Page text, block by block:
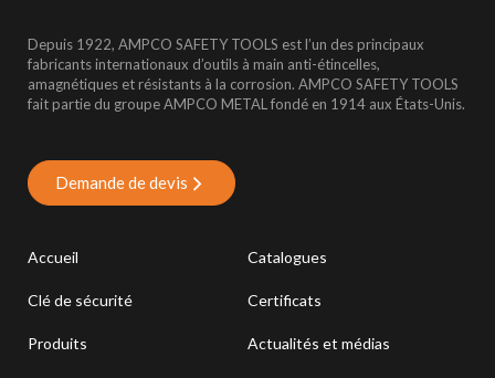
Depuis 1922, AMPCO SAFETY TOOLS est l’un des principaux
fabricants internationaux d’outils à main anti-étincelles,
amagnétiques et résistants à la corrosion. AMPCO SAFETY TOOLS
fait partie du groupe AMPCO METAL fondé en 1914 aux États-Unis.
Demande de devis
Accueil
Clé de sécurité
Produits
Catalogues
Certificats
Actualités et médias